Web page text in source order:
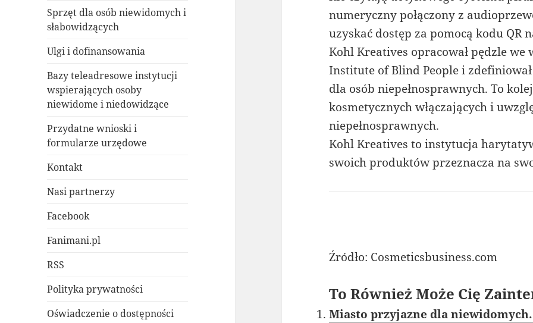
Sprzęt dla osób niewidomych i
słabowidzących
Ulgi i dofinansowania
Bazy teleadresowe instytucji
wspierających osoby
niewidome i niedowidzące
Przydatne wnioski i
formularze urzędowe
Kontakt
Nasi partnerzy
Facebook
Fanimani.pl
RSS
Polityka prywatności
Oświadczenie o dostępności
numeryczny połączony z
uzyskać dostęp za pomocą kodu QR
Kohl Kreatives opracował pędzle we
Institute of Blind People i
dla osób niepełnosprawnych. To
kosmetycznych włączających i
niepełnosprawnych.
Kohl Kreatives to instytucja
swoich produktów przeznacza na
Źródło: Cosmeticsbusiness.com
To Również Może Cię
Miasto przyjazne dla niewidomych.